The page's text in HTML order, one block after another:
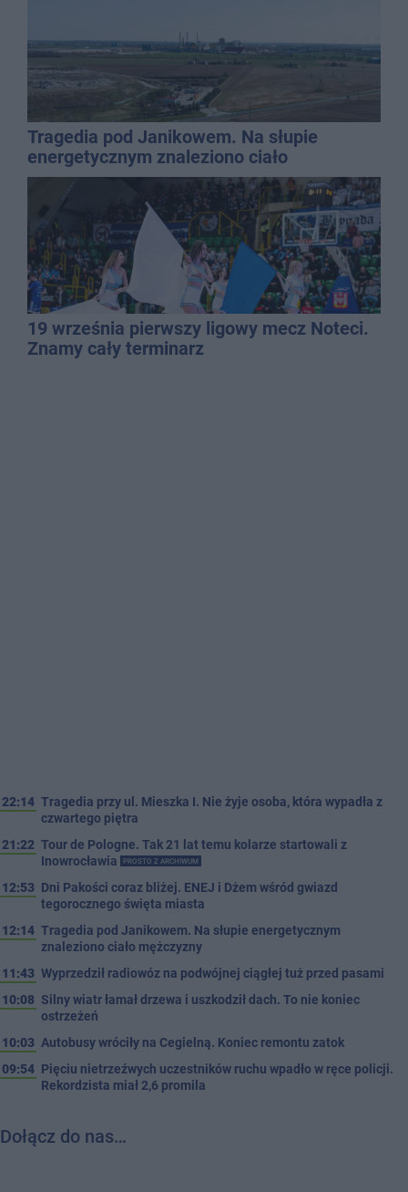
Tragedia pod Janikowem. Na słupie
energetycznym znaleziono ciało
mężczyzny
19 września pierwszy ligowy mecz Noteci.
Znamy cały terminarz
22:14 Tragedia przy ul. Mieszka I. Nie żyje osoba, która wypadła z
czwartego piętra
21:22 Tour de Pologne. Tak 21 lat temu kolarze startowali z
Inowrocławia
PROSTO Z ARCHIWUM
12:53 Dni Pakości coraz bliżej. ENEJ i Dżem wśród gwiazd
tegorocznego święta miasta
12:14 Tragedia pod Janikowem. Na słupie energetycznym
znaleziono ciało mężczyzny
11:43 Wyprzedził radiowóz na podwójnej ciągłej tuż przed pasami
10:08 Silny wiatr łamał drzewa i uszkodził dach. To nie koniec
ostrzeżeń
10:03 Autobusy wróciły na Cegielną. Koniec remontu zatok
09:54 Pięciu nietrzeźwych uczestników ruchu wpadło w ręce policji.
Rekordzista miał 2,6 promila
Dołącz do nas…